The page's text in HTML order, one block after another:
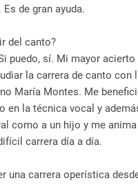
de gran ayuda.
del canto?
puedo, sí. Mi mayor acierto
la carrera de canto con
María Montes. Me
en la técnica vocal y
como a un hijo y me
carrera día a día.
una carrera operística